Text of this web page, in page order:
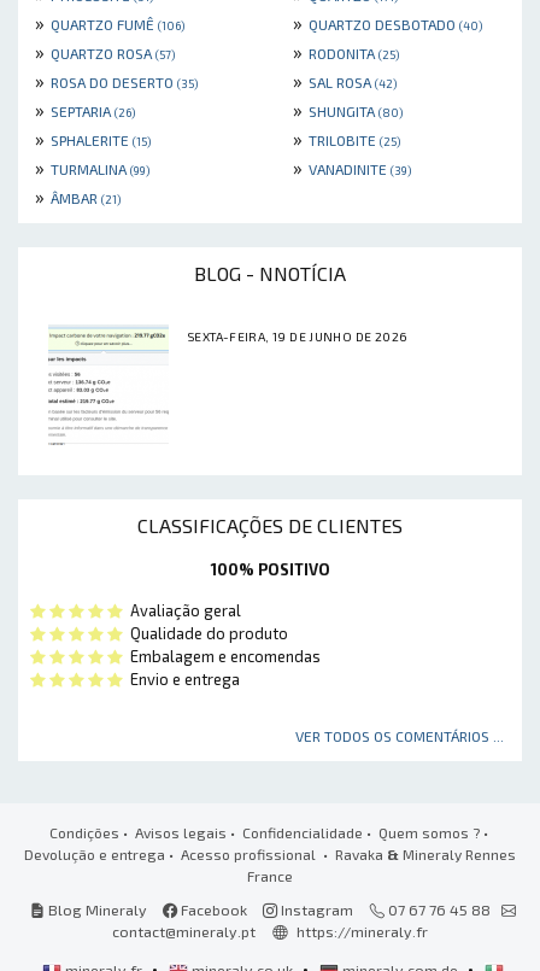
» QUARTZO FUMÊ (106) » QUARTZO DESBOTADO (40)
» QUARTZO ROSA (57) » RODONITA (25)
» ROSA DO DESERTO (35) » SAL ROSA (42)
» SEPTARIA (26) » SHUNGITA (80)
» SPHALERITE (15) » TRILOBITE (25)
» TURMALINA (99) » VANADINITE (39)
» ÂMBAR (21)
BLOG - NNOTÍCIA
SEXTA-FEIRA, 19 DE JUNHO DE 2026
CLASSIFICAÇÕES DE CLIENTES
100% POSITIVO
Avaliação geral
Qualidade do produto
Embalagem e encomendas
Envio e entrega
VER TODOS OS COMENTÁRIOS ...
Condições • Avisos legais • Confidencialidade • Quem somos ?•
Devolução e entrega • Acesso profissional • Ravaka & Mineraly Rennes
France
Blog Mineraly
Facebook Instagram
07 67 76 45 88
contact@mineraly.pt
https://mineraly.fr